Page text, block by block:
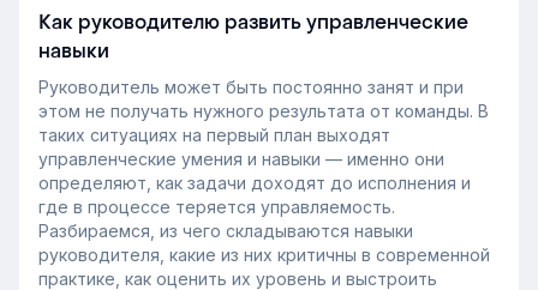
развивать нужные компетенции внутри компании.
Как руководителю развить управленческие
навыки
Руководитель может быть постоянно занят и при
этом не получать нужного результата от команды. В
таких ситуациях на первый план выходят
управленческие умения и навыки — именно они
определяют, как задачи доходят до исполнения и
где в процессе теряется управляемость.
Разбираемся, из чего складываются навыки
руководителя, какие из них критичны в современной
практике, как оценить их уровень и выстроить